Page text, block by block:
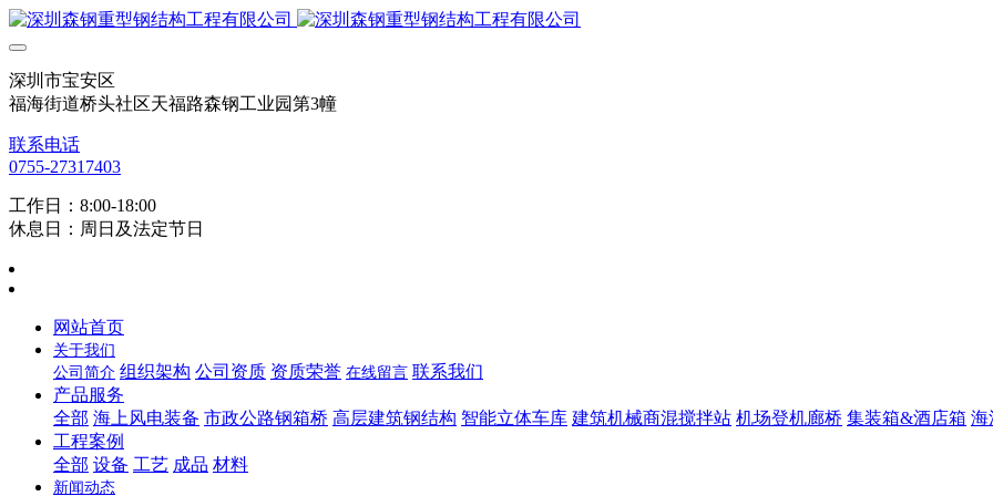
深圳市宝安区
福海街道桥头社区天福路森钢工业园第3幢
联系电话
0755-27317403
工作日：8:00-18:00
休息日：周日及法定节日
网站首页
关于我们
公司简介 组织架构 公司资质 资质荣誉 在线留言 联系我们
产品服务
全部 海上风电装备 市政公路钢箱桥 高层建筑钢结构 智能立体车库 建筑机械商混搅拌站 机场登机廊桥 集装箱&酒店箱 海
工程案例
全部 设备 工艺 成品 材料
新闻动态